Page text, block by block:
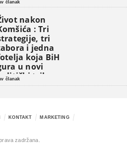
članak
nakon
: Tri
tri
i jedna
koja BiH
u novi
triler
članak
KONTAKT
MARKETING
zadržana.